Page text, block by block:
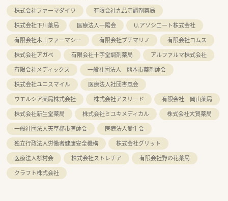
株式会社ファーマダイワ
有限会社九品寺調剤薬局
株式会社下川薬局
医療法人一陽会
U.アソシエート株式会社
有限会社木山ファーマシー
有限会社プチマリノ
有限会社コムス
株式会社アガペ
有限会社十字堂調剤薬局
アルファルマ株式会社
有限会社メディックス
一般社団法人 熊本市薬剤師会
株式会社ユニスマイル
医療法人社団杏風会
ウエルシア薬局株式会社
株式会社アスリード
有限会社 岡山薬局
株式会社新生堂薬局
株式会社ミユキメディカル
株式会社大賀薬局
一般社団法人天草郡市医師会
医療法人愛生会
独立行政法人労働者健康安全機構
株式会社グリット
医療法人杉村会
株式会社ストレチア
有限会社野の花薬局
クラフト株式会社